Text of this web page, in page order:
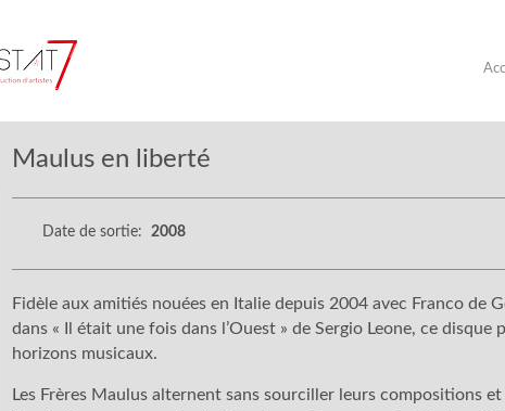
Maulus en liberté
Date de sortie: 2008
Fidèle aux amitiés nouées en Italie depuis 2004 avec Franco de
dans « Il était une fois dans l’Ouest » de Sergio Leone, ce
horizons musicaux.
Les Frères Maulus alternent sans sourciller leurs compositions